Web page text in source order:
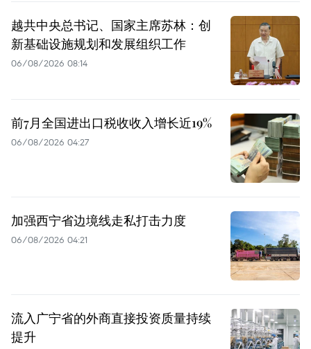
越共中央总书记、国家主席苏林：创
新基础设施规划和发展组织工作
06/08/2026 08:14
前7月全国进出口税收收入增长近19%
06/08/2026 04:27
加强西宁省边境线走私打击力度
06/08/2026 04:21
流入广宁省的外商直接投资质量持续
提升